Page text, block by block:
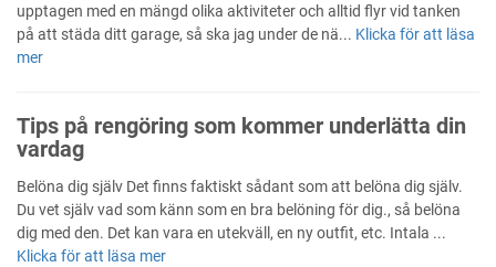
upptagen med en mängd olika aktiviteter och alltid flyr vid tanken
på att städa ditt garage, så ska jag under de nä... Klicka för att läsa
mer
Tips på rengöring som kommer underlätta din
vardag
Belöna dig själv Det finns faktiskt sådant som att belöna dig själv.
Du vet själv vad som känn som en bra belöning för dig., så belöna
dig med den. Det kan vara en utekväll, en ny outfit, etc. Intala ...
Klicka för att läsa mer